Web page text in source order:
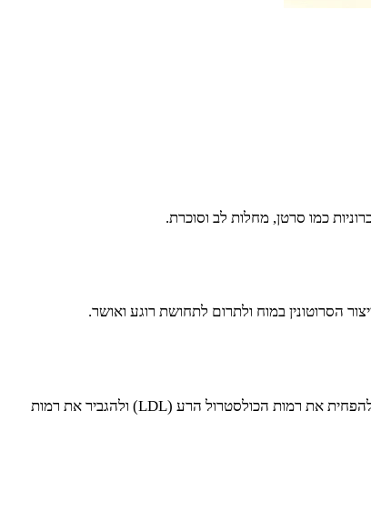
כמו סרטן, מחלות לב וסוכרת.
הסרוטונין במוח ולתרום לתחושת רוגע ואושר.
קקאו עשיר בפלבנואידים התורמים לשיפור זרימת הדם, להורדת לחץ הדם ולהפחתת הסיכון למחלות לב וכלי דם. מחקרים הראו כי צריכת קקאו יכולה להפחית את רמות הכולסטרול הרע (LDL) ולהגביר את רמות